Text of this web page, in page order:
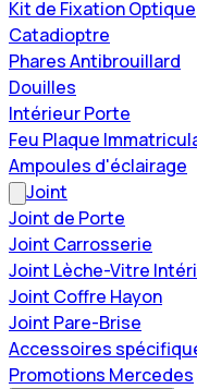
Kit de Fixation Optique
Catadioptre
Phares Antibrouillard
Douilles
Intérieur Porte
Feu Plaque
Ampoules d'éclairage
Joint
Joint de Porte
Joint Carrosserie
Joint Lèche-Vitre
Joint Coffre Hayon
Joint Pare-Brise
Accessoires
Promotions Mercedes